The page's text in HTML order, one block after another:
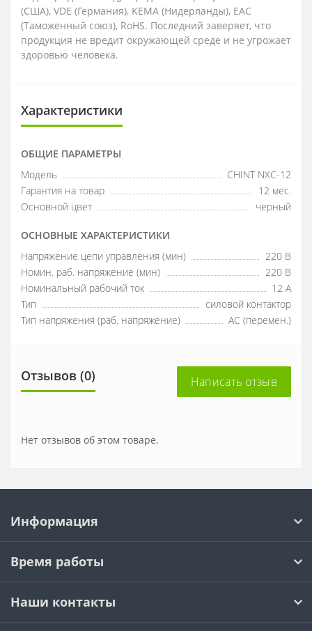
(США), VDE (Германия), KEMA (Нидерланды), EAC
(Таможенный союз), RoHS. Последний заверяет, что
продукция не вредит окружающей среде и не угрожает
здоровью человека.
Характеристики
ОБЩИЕ ПАРАМЕТРЫ
Модель
CHINT NXC-12
Гарантия на товар
12 мес.
Основной цвет
черный
ОСНОВНЫЕ ХАРАКТЕРИСТИКИ
Напряжение цепи управления (мин)
220 В
Номин. раб. напряжение (мин)
220 В
Номинальный рабочий ток
12 А
Тип
силовой контактор
Тип напряжения (раб. напряжение)
AC (перемен.)
Отзывов (0) Написать отзыв
Нет отзывов об этом товаре.
Информация
Время работы
Наши контакты